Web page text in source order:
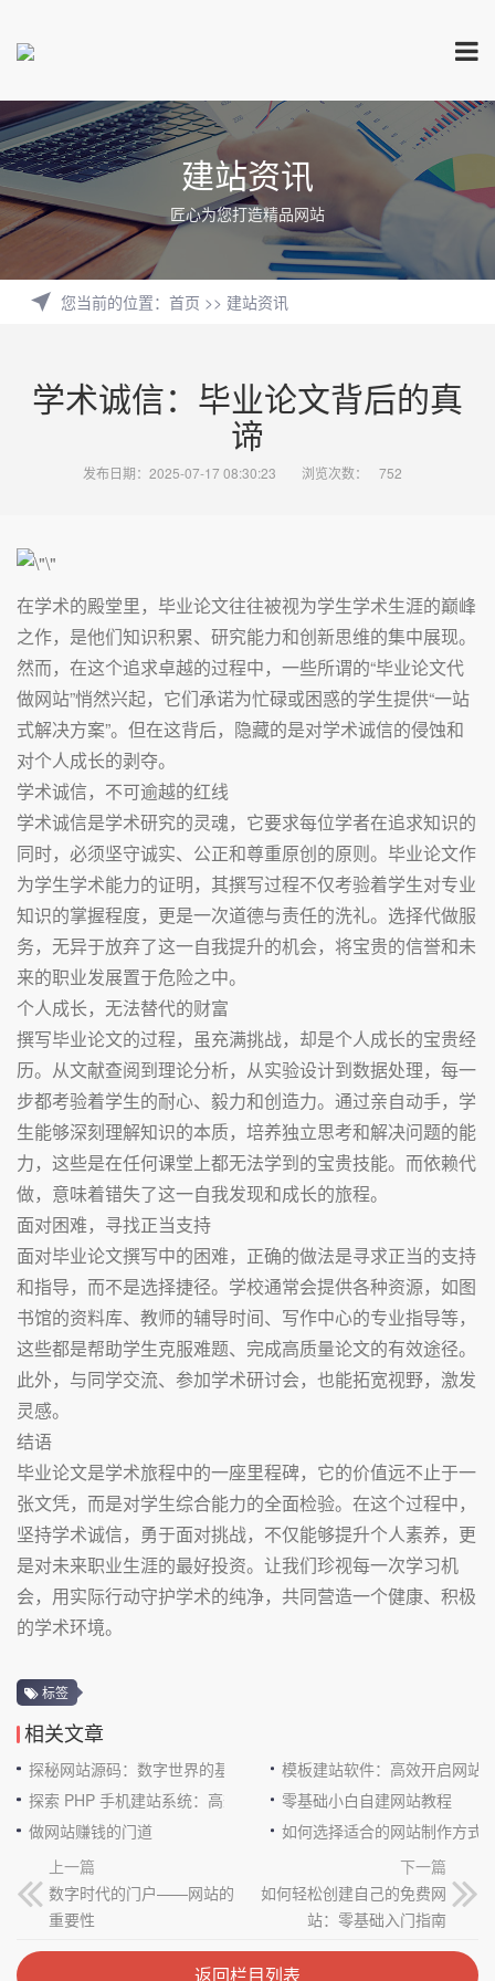
建站资讯
匠心为您打造精品网站
您当前的位置： 首页 >> 建站资讯
学术诚信：毕业论文背后的真
谛
发布日期：2025-07-17 08:30:23 浏览次数： 752
在学术的殿堂里，毕业论文往往被视为学生学术生涯的巅峰
之作，是他们知识积累、研究能力和创新思维的集中展现。
然而，在这个追求卓越的过程中，一些所谓的“毕业论文代
做网站”悄然兴起，它们承诺为忙碌或困惑的学生提供“一站
式解决方案”。但在这背后，隐藏的是对学术诚信的侵蚀和
对个人成长的剥夺。
学术诚信，不可逾越的红线
学术诚信是学术研究的灵魂，它要求每位学者在追求知识的
同时，必须坚守诚实、公正和尊重原创的原则。毕业论文作
为学生学术能力的证明，其撰写过程不仅考验着学生对专业
知识的掌握程度，更是一次道德与责任的洗礼。选择代做服
务，无异于放弃了这一自我提升的机会，将宝贵的信誉和未
来的职业发展置于危险之中。
个人成长，无法替代的财富
撰写毕业论文的过程，虽充满挑战，却是个人成长的宝贵经
历。从文献查阅到理论分析，从实验设计到数据处理，每一
步都考验着学生的耐心、毅力和创造力。通过亲自动手，学
生能够深刻理解知识的本质，培养独立思考和解决问题的能
力，这些是在任何课堂上都无法学到的宝贵技能。而依赖代
做，意味着错失了这一自我发现和成长的旅程。
面对困难，寻找正当支持
面对毕业论文撰写中的困难，正确的做法是寻求正当的支持
和指导，而不是选择捷径。学校通常会提供各种资源，如图
书馆的资料库、教师的辅导时间、写作中心的专业指导等，
这些都是帮助学生克服难题、完成高质量论文的有效途径。
此外，与同学交流、参加学术研讨会，也能拓宽视野，激发
灵感。
结语
毕业论文是学术旅程中的一座里程碑，它的价值远不止于一
张文凭，而是对学生综合能力的全面检验。在这个过程中，
坚持学术诚信，勇于面对挑战，不仅能够提升个人素养，更
是对未来职业生涯的最好投资。让我们珍视每一次学习机
会，用实际行动守护学术的纯净，共同营造一个健康、积极
的学术环境。
标签
相关文章
探秘网站源码：数字世界的基石
模板建站软件：高效开启网站
探索 PHP 手机建站系统：高效与便捷的完美结合零基础小白自建网站教程
做网站赚钱的门道
如何选择适合的网站制作方式
上一篇
数字时代的门户——网站的
重要性
下一篇
如何轻松创建自己的免费网
站：零基础入门指南
返回栏目列表